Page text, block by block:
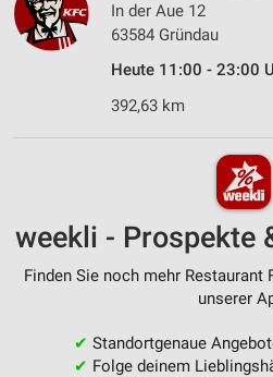
In der Aue 12
63584 Gründau
Heute 11:00 - 23:00
392,63 km
weekli - Prospekte
Finden Sie noch mehr Restaurant
unserer
✔ Standortgenaue
✔ Folge deinem